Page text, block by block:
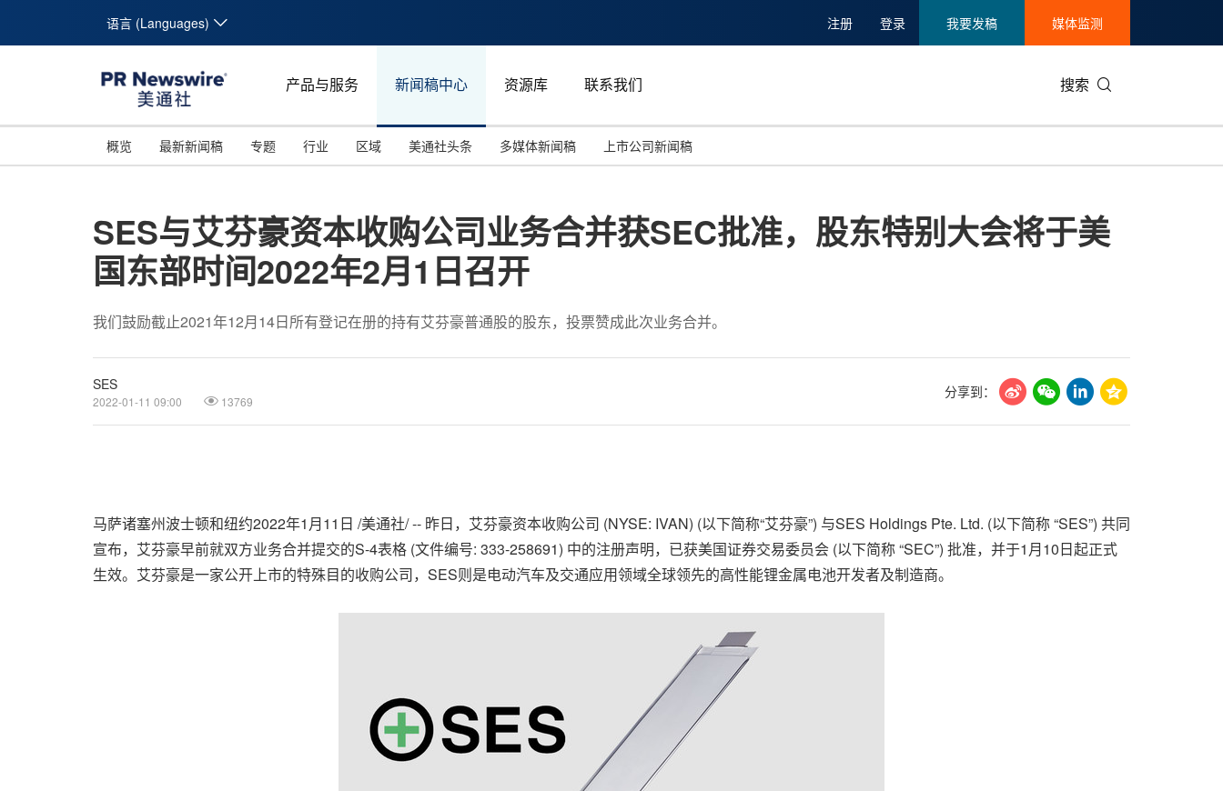
语言 (Languages) 注册 登录 我要发稿 媒体监测
产品与服务 新闻稿中心 资源库 联系我们 搜索
概览 最新新闻稿 专题
投资并购
碳中和
汉诺威工业博览会
行业
能源化工与环保
娱乐时尚与艺术
广告营销传媒
区域
马来西亚
新加坡
美通社头条 多媒体新闻稿 上市公司新闻稿
SES与艾芬豪资本收购公司业务合并获SEC批准，股东特别大会将于美
国东部时间2022年2月1日召开
我们鼓励截止2021年12月14日所有登记在册的持有艾芬豪普通股的股东，投票赞成此次业务合并。
SES
2022-01-11 09:00 13769
分享到：
马萨诸塞州波士顿和纽约2022年1月11日 /美通社/ -- 昨日， 艾芬豪资本收购公司 (NYSE: IVAN) (以下简称“艾芬豪”) 与SES Holdings Pte. Ltd. (以下简称 “SES”) 共同
宣布，艾芬豪早前就双方业务合并提交的S-4表格 (文件编号: 333-258691) 中的注册声明，已获美国证券交易委员会 (以下简称 “SEC”) 批准， 并于1月10日起正式
生效。艾芬豪是一家公开上市的特殊目的收购公司，SES则是电动汽车及交通应用领域全球领先的高性能锂金属电池开发者及制造商。